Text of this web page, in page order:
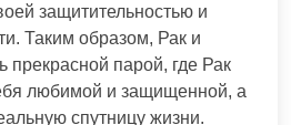
защитительностью и
Таким образом, Рак и
прекрасной парой, где Рак
любимой и защищенной, а
спутницу жизни.